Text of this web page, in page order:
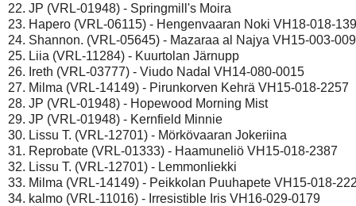
22. JP (VRL-01948) - Springmill's Moira
23. Hapero (VRL-06115) - Hengenvaaran Noki VH18-018-
24. Shannon. (VRL-05645) - Mazaraa al Najya VH15-003-
25. Liia (VRL-11284) - Kuurtolan Järnupp
26. Ireth (VRL-03777) - Viudo Nadal VH14-080-0015
27. Milma (VRL-14149) - Pirunkorven Kehrä VH15-018-2257
28. JP (VRL-01948) - Hopewood Morning Mist
29. JP (VRL-01948) - Kernfield Minnie
30. Lissu T. (VRL-12701) - Mörkövaaran Jokeriina
31. Reprobate (VRL-01333) - Haamuneliö VH15-018-2387
32. Lissu T. (VRL-12701) - Lemmonliekki
33. Milma (VRL-14149) - Peikkolan Puuhapete VH15-018-
34. kalmo (VRL-11016) - Irresistible Iris VH16-029-0179